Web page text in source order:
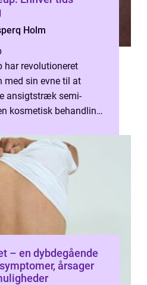
Holm
har revolutioneret
med sin evne til at
ansigtstræk semi-
kosmetisk behandling,
– en dybdegående
årsager